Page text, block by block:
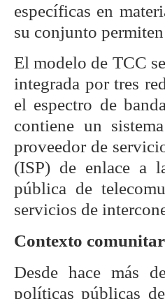
específicas en
su conjunto
El modelo de TCC
integrada por tres
el espectro de
contiene un
proveedor de
(ISP) de enlace a
pública de
servicios de
Contexto
Desde hace más
políticas públicas